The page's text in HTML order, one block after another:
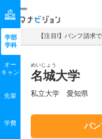
マナビジョン
【注目!】パンフ請求
めいじょう
名城大学
私立大学 愛知県
パ
学部
学科
オー
キャン
先輩
学費